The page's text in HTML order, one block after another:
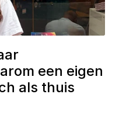
een eigen
als thuis